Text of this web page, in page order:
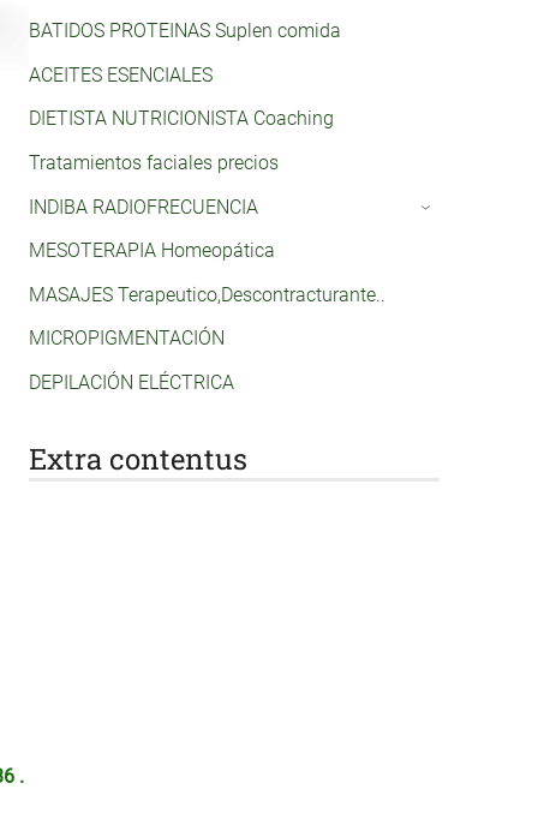
BATIDOS PROTEINAS Suplen comida
ACEITES ESENCIALES
DIETISTA NUTRICIONISTA Coaching
Tratamientos faciales precios
INDIBA RADIOFRECUENCIA
›
MESOTERAPIA Homeopática
MASAJES Terapeutico,Descontracturante..
MICROPIGMENTACIÓN
DEPILACIÓN ELÉCTRICA
Extra contentus
.